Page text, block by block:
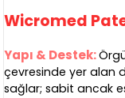
Wicromed
Yapı & Destek:
çevresinde yer alan
sağlar; sabit ancak